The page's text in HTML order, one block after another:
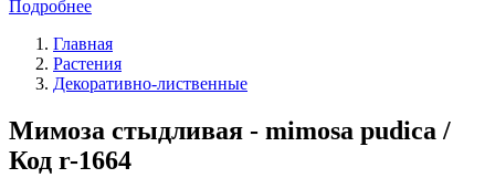
Подробнее
Главная
Растения
Декоративно-лиственные
Мимоза стыдливая - mimosa pudica /
Код r-1664